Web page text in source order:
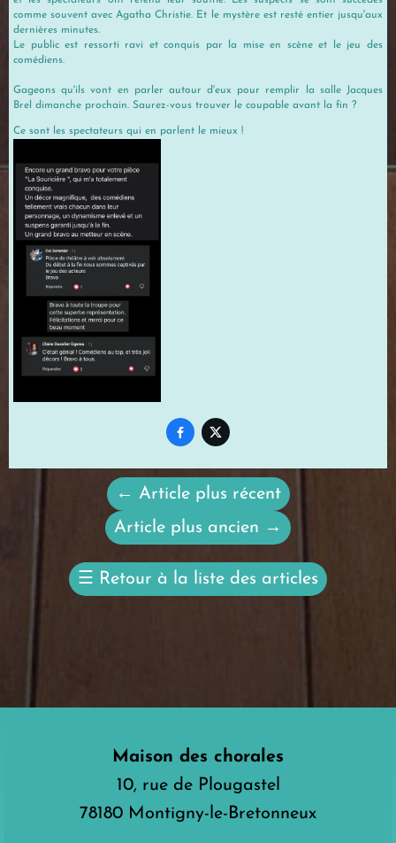
comme souvent avec Agatha Christie. Et le mystère est resté entier jusqu'aux
dernières minutes.
Le public est ressorti ravi et conquis par la mise en scène et le jeu des
comédiens.
Gageons qu'ils vont en parler autour d'eux pour remplir la salle Jacques
Brel dimanche prochain. Saurez-vous trouver le coupable avant la fin ?
Ce sont les spectateurs qui en parlent le mieux !
 
← Article plus récent
Article plus ancien →
☰ Retour à la liste des articles
Maison des chorales
10, rue de Plougastel
78180 Montigny-le-Bretonneux